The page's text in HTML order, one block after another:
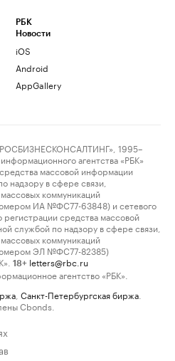
РБК
Новости
iOS
Android
AppGallery
1995–
агентства «РБК»
массовой информации
надзору в сфере связи,
коммуникаций
ИА №ФС77-63848) и сетевого
регистрации средства массовой
службой по надзору в сфере связи,
коммуникаций
ЭЛ №ФС77-82385)
18+ letters@rbc.ru
агентство «РБК».
Санкт-Петербургская биржа
Cbonds.